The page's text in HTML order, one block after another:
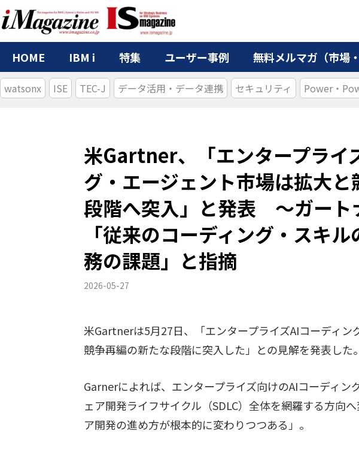
HOME IBM i 特集 ユーザー事例 無料メルマガ（市場
watsonx ISE TEC-J データ活用・データ連携 セキュリティ Power・
米Gartner、「エンタープライ
グ・エージェント市場は拡大
段階へ突入」と発表 ～ガート
「従来のコーディング・スキ
務の課題」と指摘
2026-05-27
米Gartnerは5月27日、「エンタープライズAIコーディン
競争再編の新たな段階に突入した」との見解を発表した。
Garnerによれば、エンタープライズ向けのAIコーディン
ェア開発ライフサイクル（SDLC）全体を網羅する方向
ア開発の進め方が根本的に変わりつつある」。